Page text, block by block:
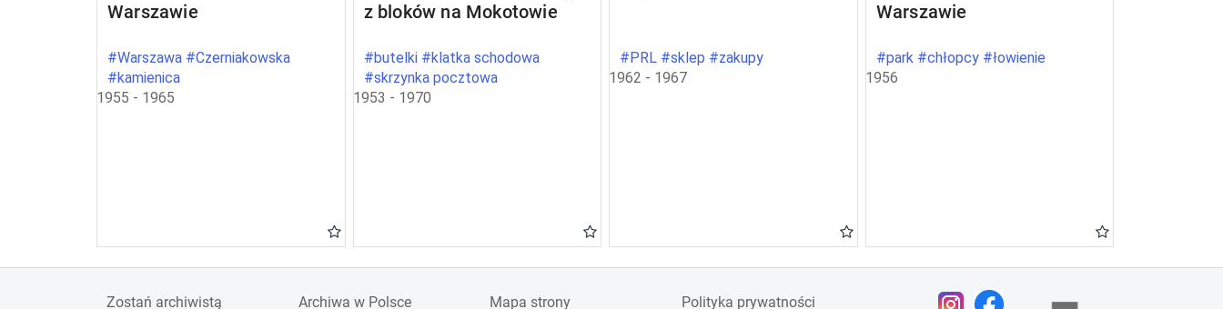
Warszawie
#Warszawa #Czerniakowska
#kamienica
1955 - 1965
z bloków na Mokotowie
#butelki #klatka schodowa
#skrzynka pocztowa
1953 - 1970
#PRL #sklep #zakupy
1962 - 1967
Warszawie
#park #chłopcy #łowienie
1956
Zostań archiwistą Archiwa w Polsce Mapa strony Polityka prywatności